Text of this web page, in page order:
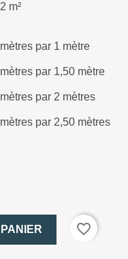
m²
par 1 mètre
par 1,50 mètre
par 2 mètres
par 2,50 mètres
favorite_border